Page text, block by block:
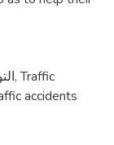
,Traffic
accidents